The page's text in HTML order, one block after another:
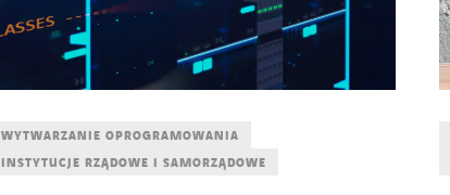
WYTWARZANIE OPROGRAMOWANIA
INSTYTUCJE RZĄDOWE I SAMORZĄDOWE